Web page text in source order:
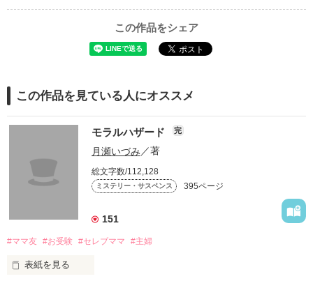
この作品をシェア
この作品を見ている人にオススメ
モラルハザード 完
月瀬いづみ／著
総文字数/112,128
ミステリー・サスペンス 395ページ
151
#ママ友 #お受験 #セレブママ #主婦
表紙を見る